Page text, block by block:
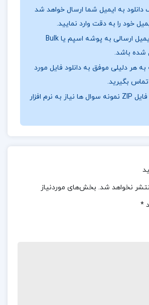
اجتماعی و فرهنگی، عشقشان را
این کتاب به موضوعاتی همچون عشق،
فرهنگی و تاریخی می‌پردازد.
کتاب مرشد و مارگریتا میخائیل
و مارگریتا بدون سانسور
مرشد و مارگریتا
بولگاکف
به ایمیل شما ارسال خواهد شد
خود را به دقت وارد نمایید.
ممکن است ایمیل ارسالی به پوشه اسپم یا Bulk
شده باشد.
هر دلیلی موفق به دانلود فایل مورد
بگیرید.
برای باز کردن فایل ZIP نمونه سوال ها نیاز به نرم افزار
نخواهد شد. بخش‌های موردنیاز
*